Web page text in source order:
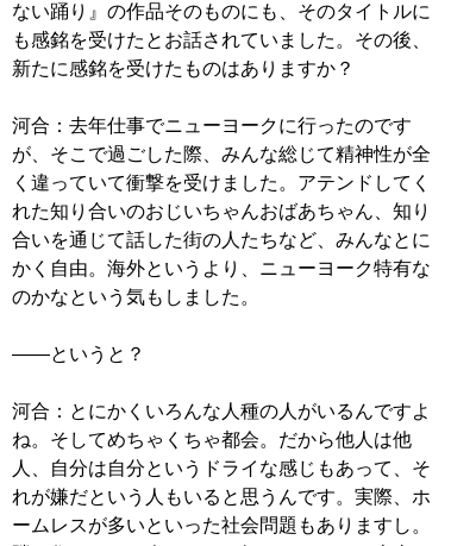
ない踊り』の作品そのものにも、そのタイトルに
も感銘を受けたとお話されていました。その後、
新たに感銘を受けたものはありますか？
河合：去年仕事でニューヨークに行ったのです
が、そこで過ごした際、みんな総じて精神性が全
く違っていて衝撃を受けました。アテンドしてく
れた知り合いのおじいちゃんおばあちゃん、知り
合いを通じて話した街の人たちなど、みんなとに
かく自由。海外というより、ニューヨーク特有な
のかなという気もしました。
――というと？
河合：とにかくいろんな人種の人がいるんですよ
ね。そしてめちゃくちゃ都会。だから他人は他
人、自分は自分というドライな感じもあって、そ
れが嫌だという人もいると思うんです。実際、ホ
ームレスが多いといった社会問題もありますし。